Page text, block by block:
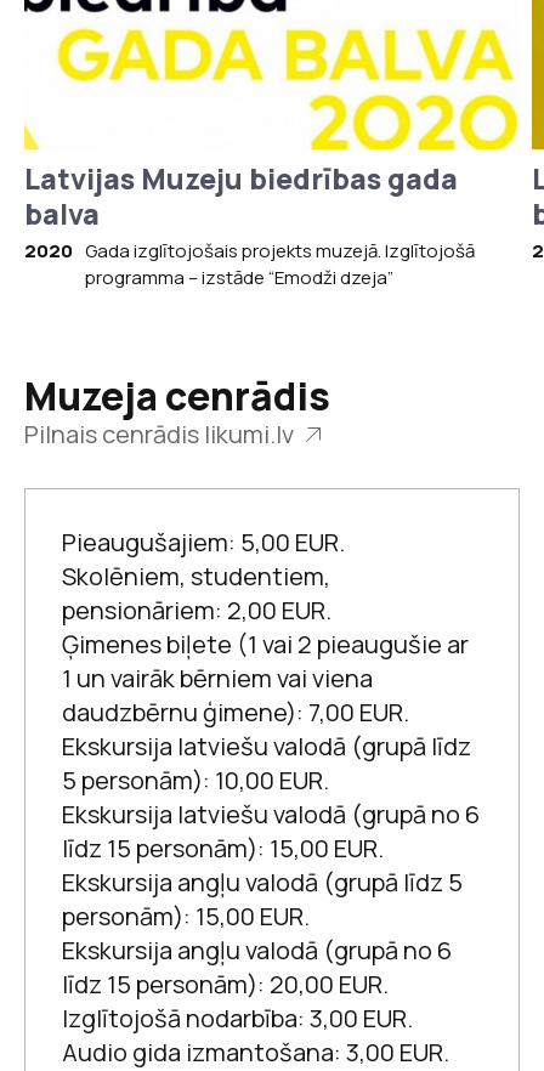
tiesības”
krājuma
“Sarkanās puķes”
kultūrā
Raiņa un Aspazijas māja
Kas slēpjas
grāmatās?
Raiņa un Aspazijas māja
Raiņa jaunā
latviešu valoda
Latgaliešu grāmatas
un periodika Raiņa
bibliotēkā
Pareģojums
Aspazija: dzīvnieku
Aizguļos, aizlasos,
nevingroju
Latvijas Muzeju biedrības gada
balva
2020 Gada izglītojošais projekts muzejā. Izglītojošā
programma – izstāde “Emodži dzeja”
Muzeja cenrādis
Pilnais cenrādis likumi.lv
Pieaugušajiem: 5,00 EUR.
Skolēniem, studentiem,
pensionāriem: 2,00 EUR.
Ģimenes biļete (1 vai 2 pieaugušie ar
1 un vairāk bērniem vai viena
daudzbērnu ģimene): 7,00 EUR.
Ekskursija latviešu valodā (grupā līdz
5 personām): 10,00 EUR.
Ekskursija latviešu valodā (grupā no 6
līdz 15 personām): 15,00 EUR.
Ekskursija angļu valodā (grupā līdz 5
personām): 15,00 EUR.
Ekskursija angļu valodā (grupā no 6
līdz 15 personām): 20,00 EUR.
Izglītojošā nodarbība: 3,00 EUR.
Audio gida izmantošana: 3,00 EUR.